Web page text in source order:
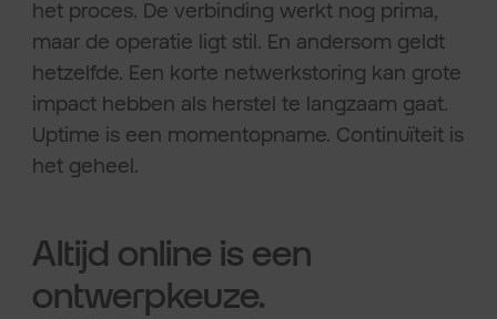
het proces. De verbinding werkt nog prima,
maar de operatie ligt stil. En andersom geldt
hetzelfde. Een korte netwerkstoring kan grote
impact hebben als herstel te langzaam gaat.
Uptime is een momentopname. Continuïteit is
het geheel.
Altijd online is een
ontwerpkeuze.